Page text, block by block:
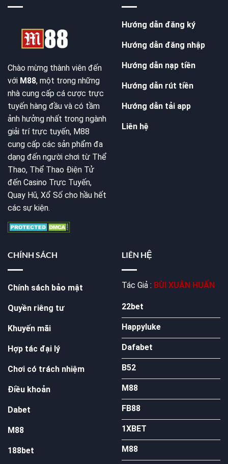
Chào mừng thành viên đến
với M88, một trong những
nhà cung cấp cá cược trực
tuyến hàng đầu và có tầm
ảnh hưởng nhất trong ngành
giải trí trực tuyến, M88
cung cấp các sản phẩm đa
dạng đến người chơi từ Thể
Thao, Thể Thao Điện Tử
đến Casino Trực Tuyến,
Quay Hũ, Xổ Số cho hầu hết
các sự kiện.
Hướng dẫn đăng ký
Hướng dẫn đăng nhập
Hướng dẫn nạp tiền
Hướng dẫn rút tiền
Hướng dẫn tải app
Liên hệ
CHÍNH SÁCH
Chính sách bảo mật
Quyền riêng tư
Khuyến mãi
Hợp tác đại lý
Chơi có trách nhiệm
Điều khoản
Dabet
M88
188bet
LIÊN HỆ
Tác Giả : BÙI XUÂN HUẤN
22bet
Happyluke
Dafabet
B52
M88
FB88
1XBET
M88